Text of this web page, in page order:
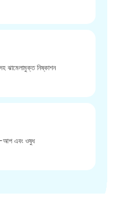
ঝামেলামুক্ত নিষ্কাশন
আপ এবং ওষুধ